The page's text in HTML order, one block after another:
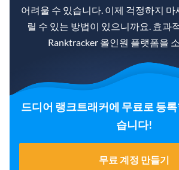
어려울 수 있습니다. 이제 걱정하지 마
릴 수 있는 방법이 있으니까요. 효과
Ranktracker 올인원 플랫폼을
드디어 랭크트래커에 무료로 등
습니다!
무료 계정 만들기